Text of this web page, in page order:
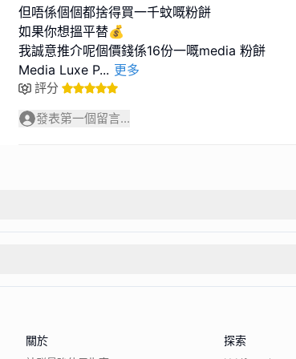
但唔係個個都捨得買一千蚊嘅粉餅
如果你想搵平替💰
我誠意推介呢個價錢係16份一嘅media 粉餅
Media Luxe P... 更多
評分
發表第一個留言...
關於 探索